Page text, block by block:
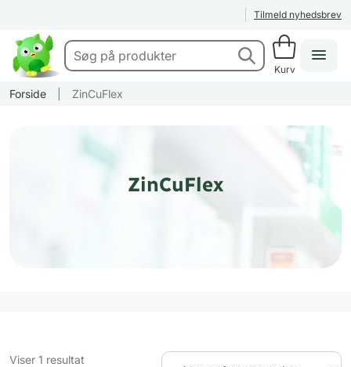
Tilmeld nyhedsbrev
Kurv
Forside ZinCuFlex
ZinCuFlex
Viser 1 resultat